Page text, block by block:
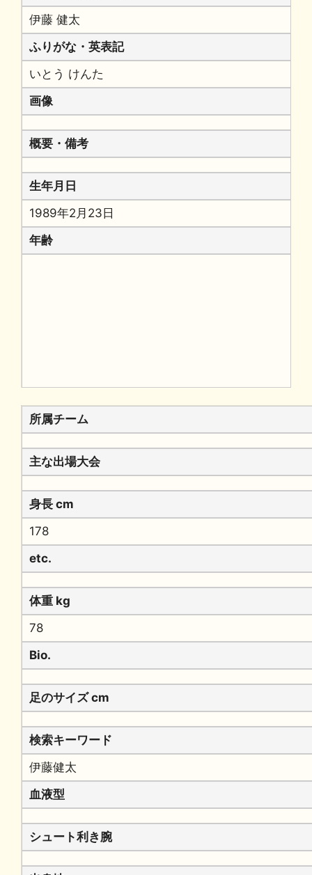
伊藤 健太
ふりがな・英表記
いとう けんた
画像
概要・備考
生年月日
1989年2月23日
年齢
所属チーム
主な出場大会
身長 cm
178
etc.
体重 kg
78
Bio.
足のサイズ cm
検索キーワード
伊藤健太
血液型
シュート利き腕